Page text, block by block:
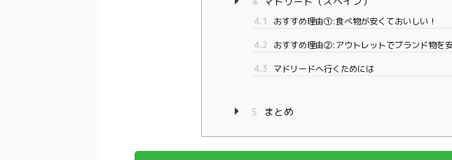
4.1
おすすめ理由①:食べ物が安くておいしい！
4.2 おすすめ理由②:アウトレットでブランド物を
4.3 マドリードへ行くためには
5 まとめ